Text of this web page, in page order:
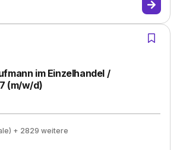
im Einzelhandel /
(m/w/d)
+ 2829 weitere